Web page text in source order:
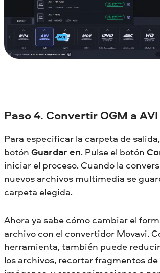
Paso 4. Convertir OGM a AVI
Para especificar la carpeta de
botón Guardar en. Pulse el botón
iniciar el proceso. Cuando la
nuevos archivos multimedia se
carpeta elegida.
Ahora ya sabe cómo cambiar el
archivo con el convertidor Movavi.
herramienta, también puede
los archivos, recortar fragmentos de